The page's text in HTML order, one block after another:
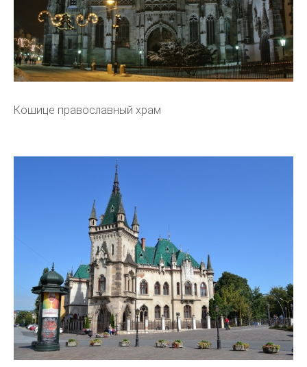
Кошице православный храм